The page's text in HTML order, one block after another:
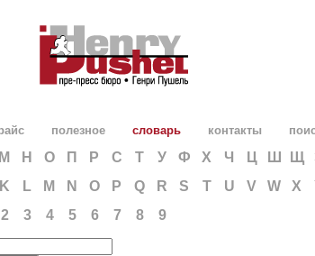
полезное словарь
М Н О П Р С Т У Ф Х Ч Ц Ш Щ
K L M N O P Q R S T U V W X
2 3 4 5 6 7 8 9
контакты